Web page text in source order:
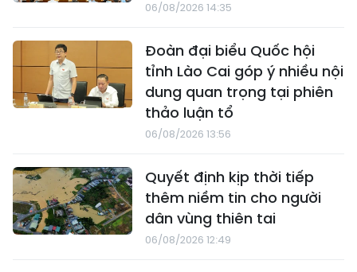
06/08/2026 14:35
Đoàn đại biểu Quốc hội
tỉnh Lào Cai góp ý nhiều nội
dung quan trọng tại phiên
thảo luận tổ
06/08/2026 13:56
Quyết định kịp thời tiếp
thêm niềm tin cho người
dân vùng thiên tai
06/08/2026 12:49